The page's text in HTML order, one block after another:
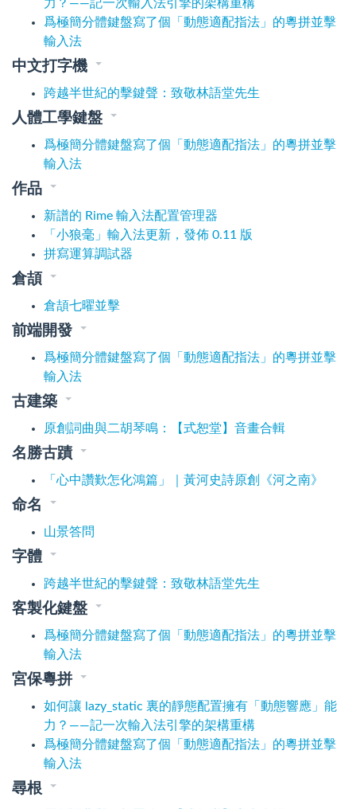
力？——記一次輸入法引擎的架構重構
爲極簡分體鍵盤寫了個「動態適配指法」的粵拼並擊
輸入法
中文打字機
跨越半世紀的擊鍵聲：致敬林語堂先生
人體工學鍵盤
爲極簡分體鍵盤寫了個「動態適配指法」的粵拼並擊
輸入法
作品
新譜的 Rime 輸入法配置管理器
「小狼毫」輸入法更新，發佈 0.11 版
拼寫運算調試器
倉頡
倉頡七曜並擊
前端開發
爲極簡分體鍵盤寫了個「動態適配指法」的粵拼並擊
輸入法
古建築
原創詞曲與二胡琴鳴：【式恕堂】音畫合輯
名勝古蹟
「心中讚歎怎化鴻篇」｜黃河史詩原創《河之南》
命名
山景答問
字體
跨越半世紀的擊鍵聲：致敬林語堂先生
客製化鍵盤
爲極簡分體鍵盤寫了個「動態適配指法」的粵拼並擊
輸入法
宮保粵拼
如何讓 lazy_static 裏的靜態配置擁有「動態響應」能
力？——記一次輸入法引擎的架構重構
爲極簡分體鍵盤寫了個「動態適配指法」的粵拼並擊
輸入法
尋根